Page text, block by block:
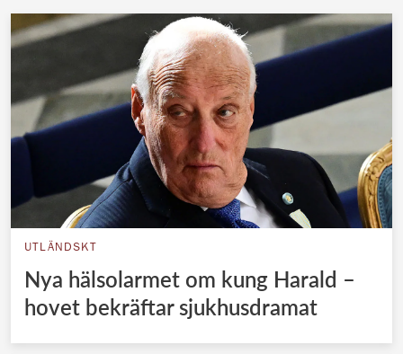
UTLÄNDSKT
Nya hälsolarmet om kung Harald –
hovet bekräftar sjukhusdramat